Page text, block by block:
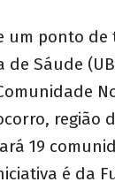
um ponto de
de Sáude
região
19
é da